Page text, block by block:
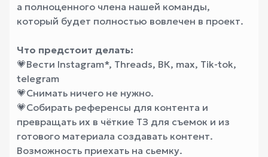
а полноценного члена нашей команды,
который будет полностью вовлечен в проект.
Что предстоит делать:
💗Вести Instagram*, Threads, ВК, max, Tik-tok,
telegram
💗Снимать ничего не нужно.
💗Собирать референсы для контента и
превращать их в чёткие ТЗ для съемок и из
готового материала создавать контент.
Возможность приехать на сьемку.